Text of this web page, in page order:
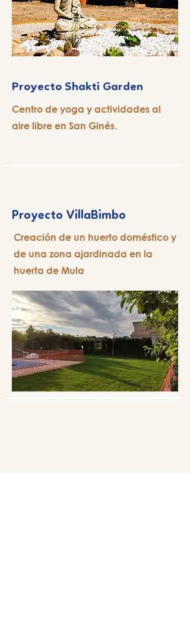
Proyecto Shakti Garden
Centro de yoga y actividades al
aire libre en San Ginés.
Proyecto VillaBimbo
Creación de un huerto doméstico y
de una zona ajardinada en la
huerta de Mula